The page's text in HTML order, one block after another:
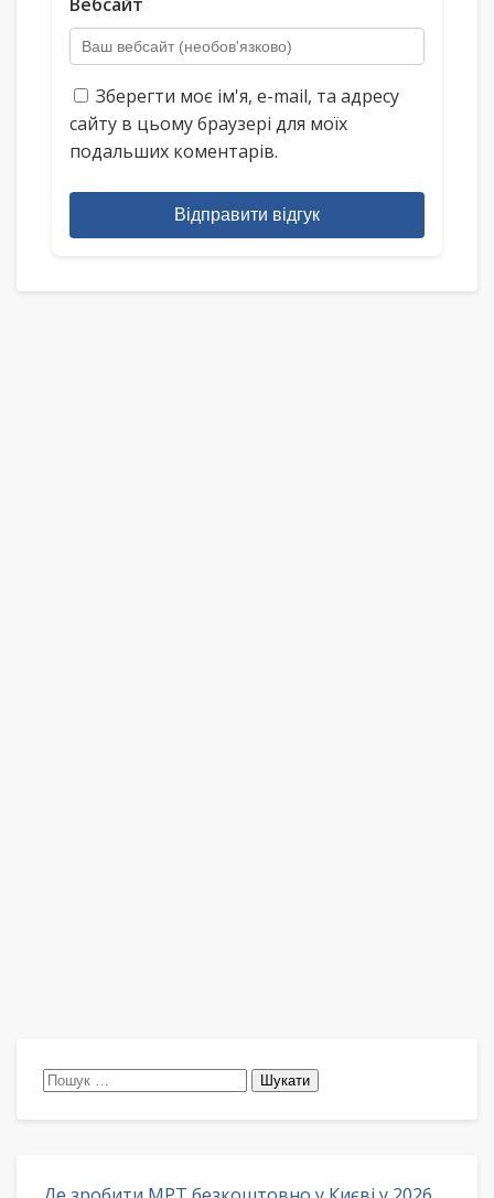
Зберегти моє ім'я, e-mail, та адресу
сайту в цьому браузері для моїх
подальших коментарів.
Відправити відгук
Пошук: